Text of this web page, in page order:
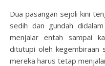
Dua pasangan sejoli kini
sedih dan gundah
menjalar entah sampai
ditutupi oleh kegembiraan
mereka harus tetap